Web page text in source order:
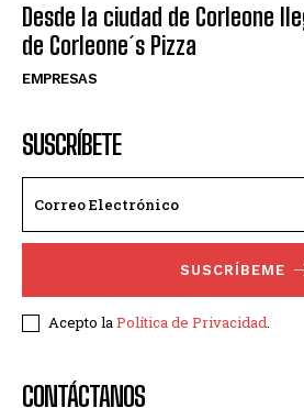
Desde la ciudad de Corleone
de Corleone´s Pizza
EMPRESAS
SUSCRÍBETE
SUSCRÍBEME
Acepto laPolítica de Privacidad.
CONTÁCTANOS